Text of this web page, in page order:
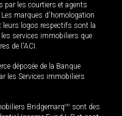
les courtiers et agents
marques d'homologation
leurs logos respectifs sont la
les services immobiliers que
de l'ACI.
déposée de la Banque
les Services immobiliers
BridgemarqMD sont des